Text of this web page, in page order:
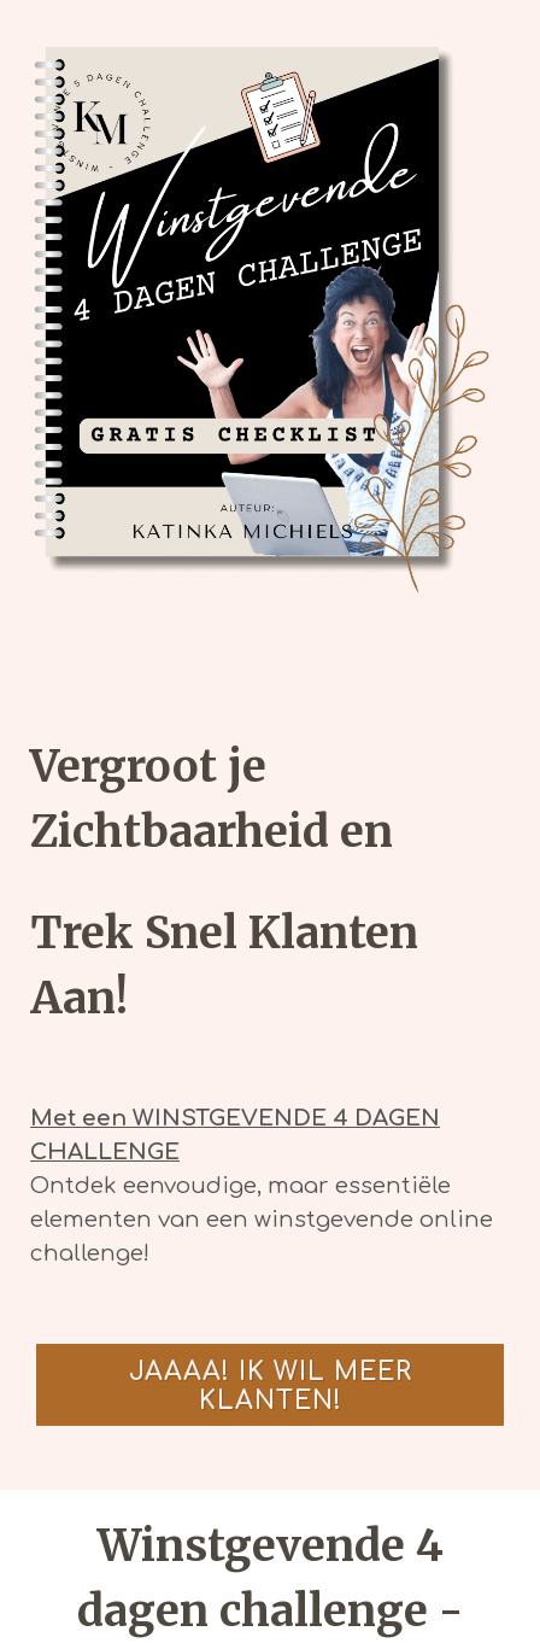
Vergroot je
Zichtbaarheid en
Trek Snel Klanten
Aan!
Met een WINSTGEVENDE 4 DAGEN
CHALLENGE
Ontdek eenvoudige, maar essentiële
elementen van een winstgevende online
challenge!
JAAAA! IK WIL MEER
KLANTEN!
Winstgevende 4
dagen challenge -